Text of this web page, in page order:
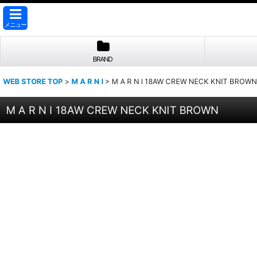
メニュー
BRAND
WEB STORE TOP > M A R N I > M A R N I 18AW CREW NECK KNIT BROWN
M A R N I 18AW CREW NECK KNIT BROWN